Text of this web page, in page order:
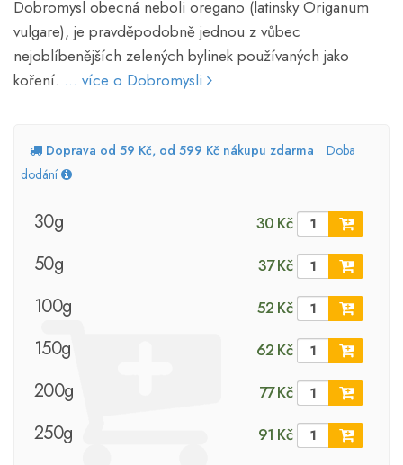
Dobromysl obecná neboli oregano (latinsky Origanum
vulgare), je pravděpodobně jednou z vůbec
nejoblíbenějších zelených bylinek používaných jako
koření. ... více o Dobromysli
Doprava od 59 Kč, od 599 Kč nákupu zdarma
Doba
dodání
30g 30 Kč
50g 37 Kč
100g 52 Kč
150g 62 Kč
200g 77 Kč
250g 91 Kč